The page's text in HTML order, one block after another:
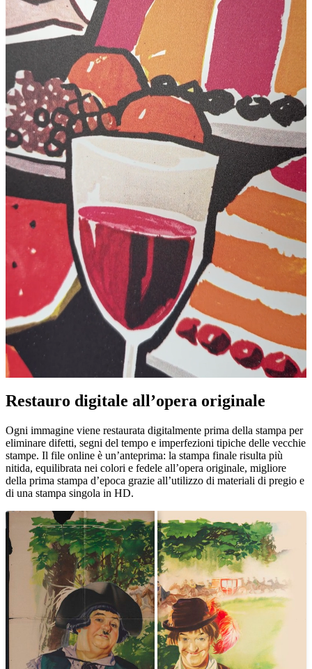
Restauro digitale all’opera originale
Ogni immagine viene restaurata digitalmente prima della stampa per
eliminare difetti, segni del tempo e imperfezioni tipiche delle vecchie
stampe. Il file online è un’anteprima: la stampa finale risulta più
nitida, equilibrata nei colori e fedele all’opera originale, migliore
della prima stampa d’epoca grazie all’utilizzo di materiali di pregio e
di una stampa singola in HD.